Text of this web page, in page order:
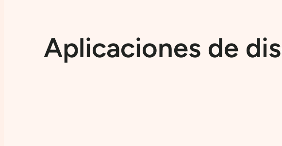
Aplicaciones de